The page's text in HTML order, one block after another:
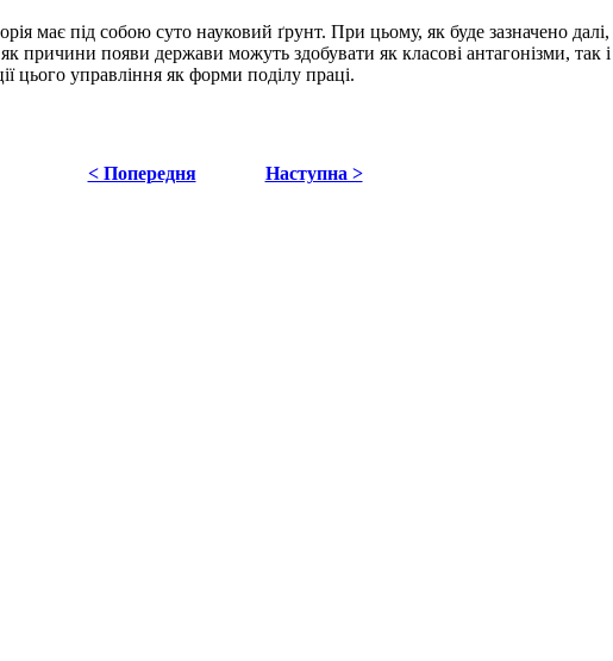
має під собою суто науковий ґрунт. При цьому, як буде зазначено
причини появи держави можуть здобувати як класові антагонізми, так
цього управління як форми поділу праці.
< Попередня Наступна >